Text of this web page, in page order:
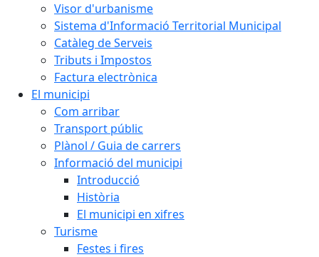
Visor d'urbanisme
Sistema d'Informació Territorial Municipal
Catàleg de Serveis
Tributs i Impostos
Factura electrònica
El municipi
Com arribar
Transport públic
Plànol / Guia de carrers
Informació del municipi
Introducció
Història
El municipi en xifres
Turisme
Festes i fires